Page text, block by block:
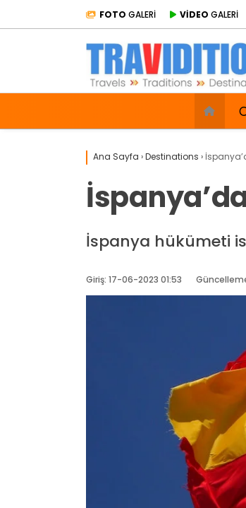
FOTO GALERİ VİDEO GALERİ
Ana Sayfa ›Destinations ›
İspanya hükümeti
Giriş: 17-06-2023 01:53